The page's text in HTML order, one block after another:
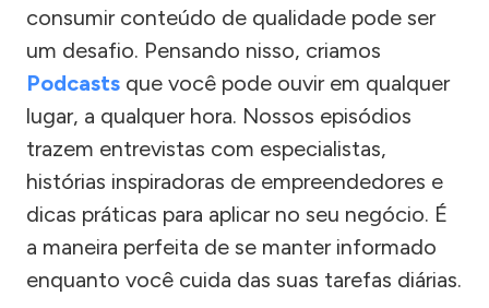
consumir conteúdo de qualidade pode ser
um desafio. Pensando nisso, criamos
Podcasts que você pode ouvir em qualquer
lugar, a qualquer hora. Nossos episódios
trazem entrevistas com especialistas,
histórias inspiradoras de empreendedores e
dicas práticas para aplicar no seu negócio. É
a maneira perfeita de se manter informado
enquanto você cuida das suas tarefas diárias.